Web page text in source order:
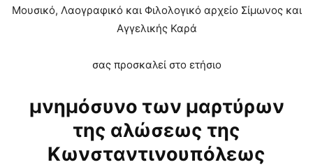
Μουσικό, Λαογραφικό και Φιλολογικό αρχείο Σίμωνος και
Αγγελικής Καρά
σας προσκαλεί στο ετήσιο
μνημόσυνο των μαρτύρων
της αλώσεως της
Κωνσταντινουπόλεως